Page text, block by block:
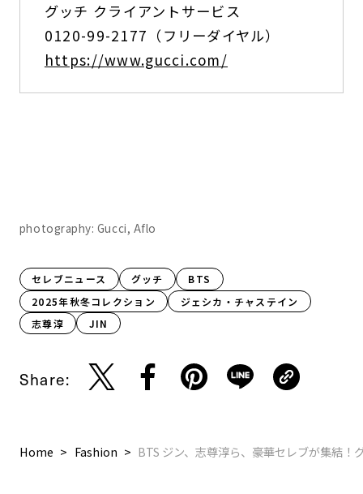
グッチ クライアントサービス
0120-99-2177（フリーダイヤル）
https://www.gucci.com/
photography: Gucci, Aflo
セレブニュース グッチ
BTS
2025年秋冬コレクション
ジェシカ・チャステイン
志尊淳
JIN
Share:
Home Fashion BTS ジン、志尊淳ら、豪華セレブが集結